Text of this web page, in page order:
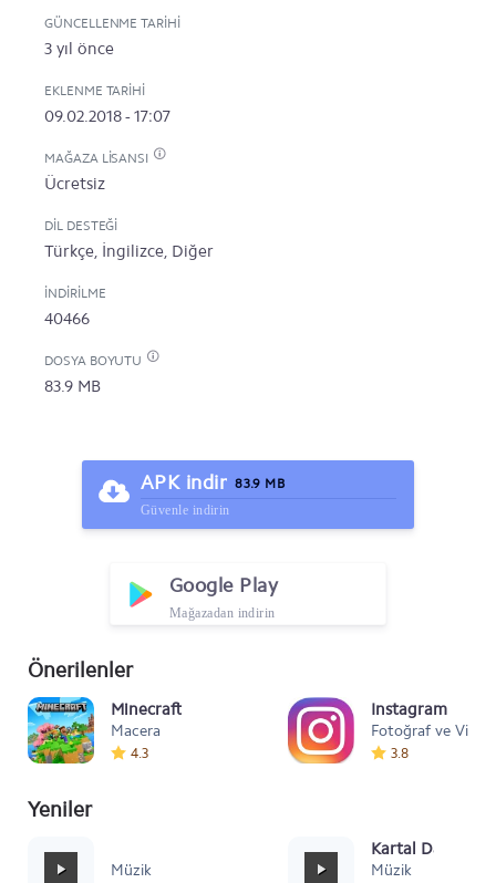
GÜNCELLENME TARIHI
3 yıl önce
EKLENME TARIHI
09.02.2018 - 17:07
MAĞAZA LISANSI
Ücretsiz
DIL DESTEĞI
Türkçe, İngilizce, Diğer
İNDIRILME
40466
DOSYA BOYUTU
83.9 MB
APK indir 83.9 MB
Güvenle indirin
Google Play
Mağazadan indirin
Önerilenler
Minecraft
Macera
4.3
Instagram
Fotoğraf ve Video
3.8
Yeniler
Müzik
Kartal Dansı
Müzik